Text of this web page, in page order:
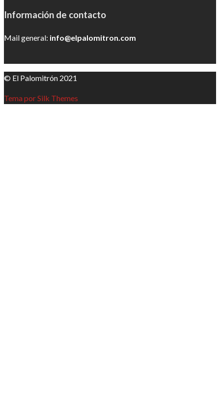
Información de contacto
Mail general: info@elpalomitron.com
© El Palomitrón 2021
Tema por Silk Themes